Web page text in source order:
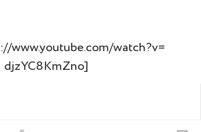
www.youtube.com/watch?v=
djzYC8KmZno]